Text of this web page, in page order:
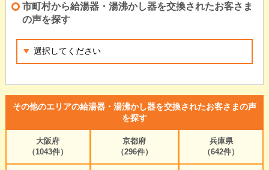
市町村から給湯器・湯沸かし器を交換されたお客さま
の声を探す
その他のエリアの給湯器・湯沸かし器を交換されたお客さまの声
を探す
大阪府
（1043件）
京都府
（296件）
兵庫県
（642件）